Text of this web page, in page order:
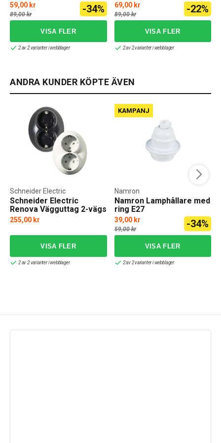
59,00 kr
89,00 kr -34%
2 av 2 varianter i webblager
69,00 kr
89,00 kr -22%
2 av 2 varianter i webblager
ANDRA KUNDER KÖPTE ÄVEN
Schneider Electric
Renova Vägguttag 2-vägs
Schneider Electric
255,00 kr
2 av 2 varianter i webblager
KAMPANJ
Namron Lamphållare med
ring E27
Namron
39,00 kr
59,00 kr -34%
2 av 2 varianter i webblager